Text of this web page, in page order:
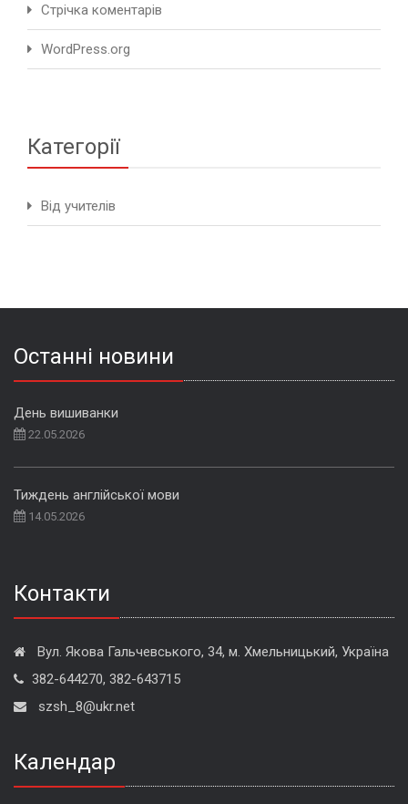
Стрічка коментарів
WordPress.org
Категорії
Від учителів
Останні новини
День вишиванки
22.05.2026
Тиждень англійської мови
14.05.2026
Контакти
Вул. Якова Гальчевського, 34, м. Хмельницький, Україна
382-644270, 382-643715
szsh_8@ukr.net
Календар